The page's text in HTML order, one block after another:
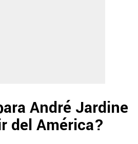
André Jardine
del América?